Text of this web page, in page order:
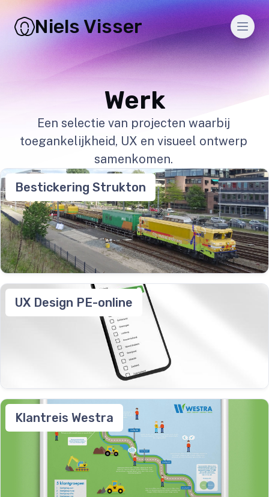
Niels Visser
Werk
Een selectie van projecten waarbij
toegankelijkheid, UX en visueel ontwerp
samenkomen.
Bestickering Strukton
UX Design PE-online
Klantreis Westra